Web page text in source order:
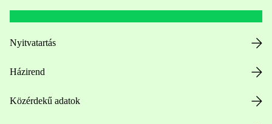
Nyitvatartás
Házirend
Közérdekű adatok